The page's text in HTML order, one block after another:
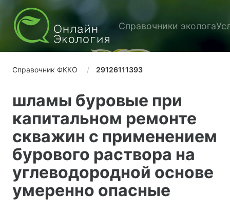
Справочники эколога
Справочник ФККО 29126111393
шламы буровые при
капитальном ремонте
скважин с применением
бурового раствора на
углеводородной основе
умеренно опасные